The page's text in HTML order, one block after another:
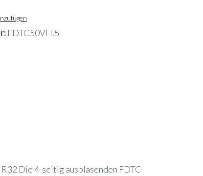
FDTC50VH.5
Die 4-seitig ausblasenden FDTC-